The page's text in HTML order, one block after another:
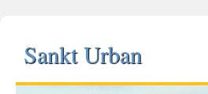
Sankt Urban